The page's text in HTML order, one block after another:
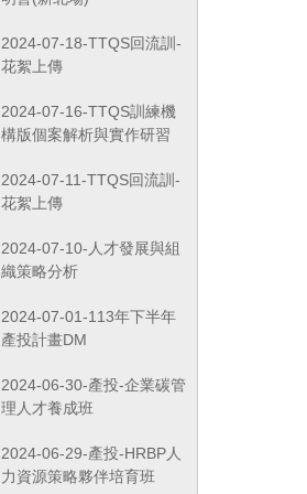
2024-07-18-TTQS回流訓-
花絮上傳
2024-07-16-TTQS訓練機
構版個案解析與實作研習
2024-07-11-TTQS回流訓-
花絮上傳
2024-07-10-人才發展與組
織策略分析
2024-07-01-113年下半年
產投計畫DM
2024-06-30-產投-企業碳管
理人才養成班
2024-06-29-產投-HRBP人
力資源策略夥伴培育班